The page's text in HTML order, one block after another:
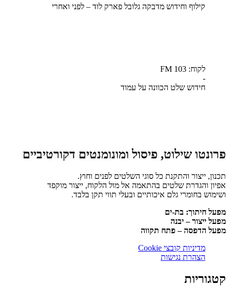
קילוף וחידוש מדבקה גלובל פארק לוד – לפני ואחרי
לקוח: FM 103
-
חידוש שלט הכוונה על עמוד
פרונטו שילוט, פיסול ומונומנטים דקורטיביים
תכנון, ייצור והתקנת כל סוגי השלטים לפנים וחוץ.
אפיון והגדרת שלטים בהתאמה אל מול הלקוח, ייצור מוקפד
ושימוש בחומרי גלם איכותיים ובעלי תווי תקן בלבד.
מפעל חיתוך: בת-ים
מפעל ייצור – יבנה
מפעל הדפסה – פתח תקווה
מדיניות קובצי Cookie
הצהרת נגישות
קטגוריות